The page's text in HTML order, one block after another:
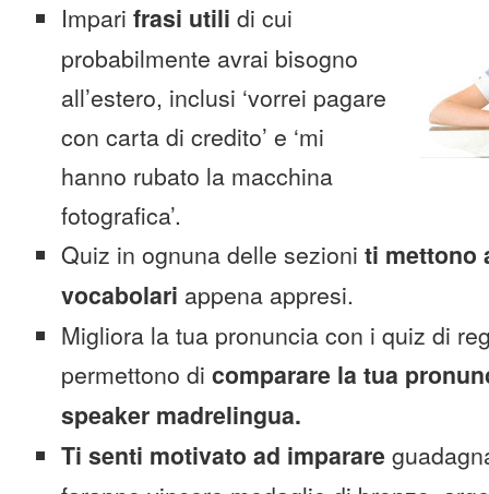
Impari frasi utili di cui
probabilmente avrai bisogno
all’estero, inclusi ‘vorrei pagare
con carta di credito’ e ‘mi
hanno rubato la macchina
fotografica’.
Quiz in ognuna delle sezioni ti mettono
vocabolari appena appresi.
Migliora la tua pronuncia con i quiz di
permettono di comparare la tua
speaker madrelingua.
Ti senti motivato ad imparare